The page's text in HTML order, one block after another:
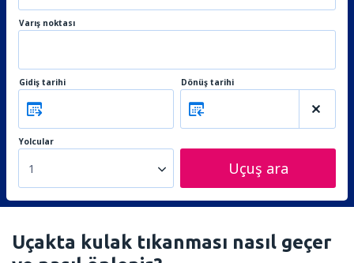
Varış noktası
Gidiş tarihi Dönüş tarihi
Yolcular
1 Uçuş ara
Uçakta kulak tıkanması nasıl geçer